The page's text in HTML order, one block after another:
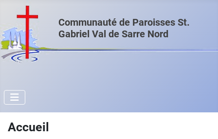
Communauté de Paroisses St.
Gabriel Val de Sarre Nord
Accueil